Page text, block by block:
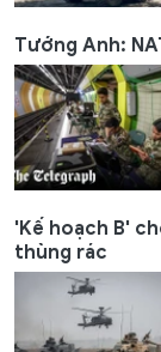
Tướng Anh:
'Kế hoạch B'
thùng rác